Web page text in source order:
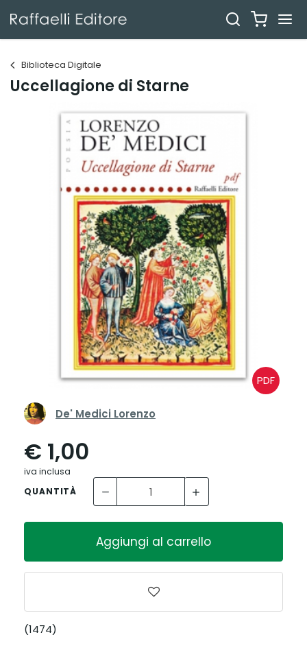
Biblioteca Digitale
Uccellagione di Starne
PDF
De' Medici Lorenzo
€ 1,00
iva inclusa
QUANTITÀ
Aggiungi al carrello
(1474)